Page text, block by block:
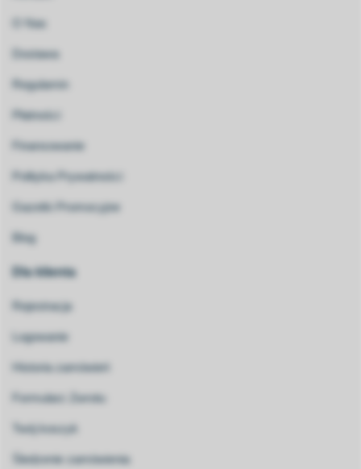
O Nas
Dostawa
Regulamin
Płatności
Finansowanie
Polityka Prywatności
Gazetki Promocyjne
Blog
Dla klienta
Rejestracja
Logowanie
Historia zamówień
Formularz Zwrotu
Twój koszyk
Śledzenie zamówienia